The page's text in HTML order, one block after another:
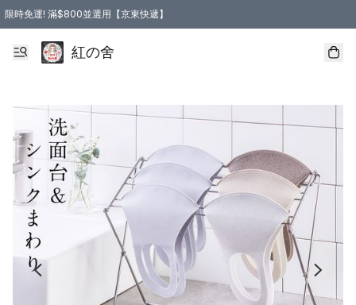
限時免運! 滿$800並選用【京東快遞】
紅の舍